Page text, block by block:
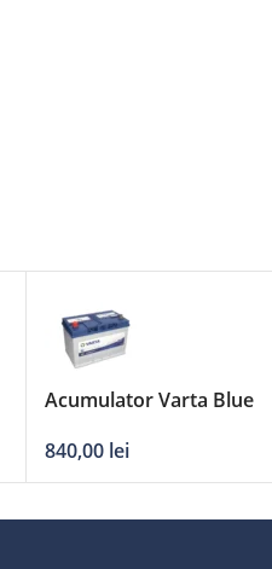
Acumulator Varta Blue
840,00 lei